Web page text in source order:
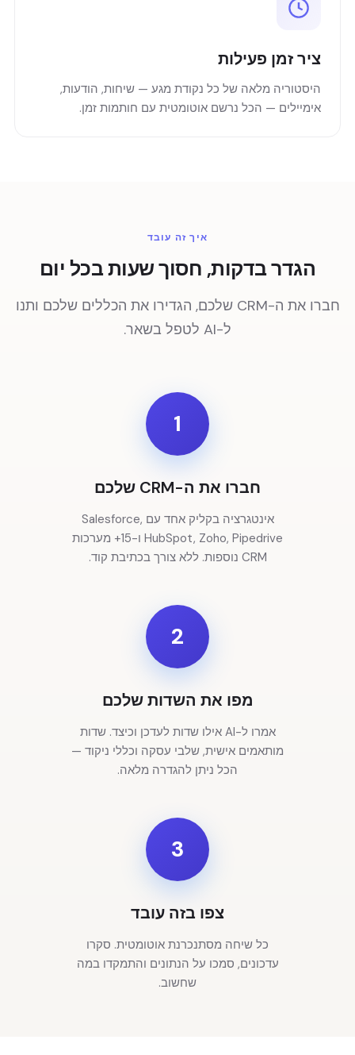
ציר זמן פעילות
היסטוריה מלאה של כל נקודת מגע — שיחות, הודעות,
אימיילים — הכל נרשם אוטומטית עם חותמות זמן.
איך זה עובד
הגדר בדקות, חסוך שעות בכל יום
חברו את ה-CRM שלכם, הגדירו את הכללים שלכם ותנו
ל-AI לטפל בשאר.
1
חברו את ה-CRM שלכם
אינטגרציה בקליק אחד עם Salesforce,
HubSpot, Zoho, Pipedrive ו-15+ מערכות
CRM נוספות. ללא צורך בכתיבת קוד.
2
מפו את השדות שלכם
אמרו ל-AI אילו שדות לעדכן וכיצד. שדות
מותאמים אישית, שלבי עסקה וכללי ניקוד —
הכל ניתן להגדרה מלאה.
3
צפו בזה עובד
כל שיחה מסתנכרנת אוטומטית. סקרו
עדכונים, סמכו על הנתונים והתמקדו במה
שחשוב.